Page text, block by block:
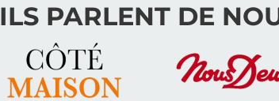
ILS PARLENT DE